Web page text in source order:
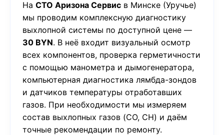
На СТО Аризона Сервис в Минске (Уручье)
мы проводим комплексную диагностику
выхлопной системы по доступной цене —
30 BYN. В неё входит визуальный осмотр
всех компонентов, проверка герметичности
с помощью манометра и дымогенератора,
компьютерная диагностика лямбда-зондов
и датчиков температуры отработавших
газов. При необходимости мы измеряем
состав выхлопных газов (CO, CH) и даём
точные рекомендации по ремонту.